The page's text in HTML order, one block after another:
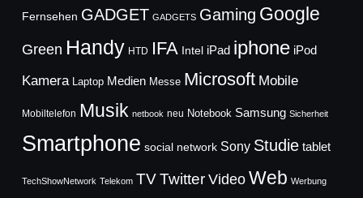
Fernsehen GADGET GADGETS Gaming Google
Green Handy HTD IFA Intel iPad iphone iPod
Kamera Laptop Medien Messe Microsoft Mobile
Mobiltelefon Musik netbook neu Notebook Samsung Sicherheit
Smartphone social network Sony Studie tablet
TechShowNetwork Telekom TVTwitter Video Web Werbung